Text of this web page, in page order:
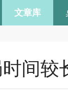
文章库
间较